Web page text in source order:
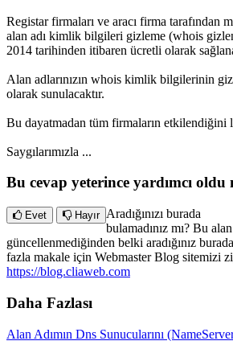
Registar firmaları ve aracı firma tarafından
alan adı kimlik bilgileri gizleme (whois
2014 tarihinden itibaren ücretli olarak
Alan adlarınızın whois kimlik bilgilerinin
olarak sunulacaktır.
Bu dayatmadan tüm firmaların etkilendiğini
Saygılarımızla ...
Bu cevap yeterince yardımcı oldu
Evet Hayır Aradığınızı burada
bulamadınız mı? Bu
güncellenmediğinden belki aradığınız
fazla makale için Webmaster Blog sitemizi
https://blog.cliaweb.com
Daha Fazlası
Alan Adımın Dns Sunucularını